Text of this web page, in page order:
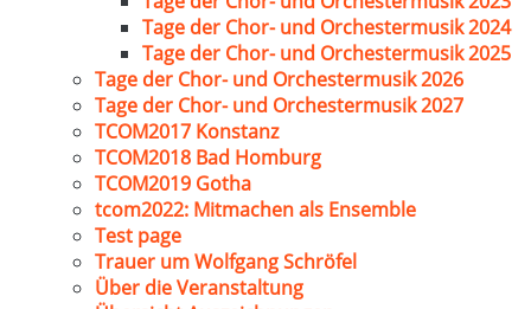
Tage der Chor- und Orchestermusik 2024
Tage der Chor- und Orchestermusik 2025
Tage der Chor- und Orchestermusik 2026
Tage der Chor- und Orchestermusik 2027
TCOM2017 Konstanz
TCOM2018 Bad Homburg
TCOM2019 Gotha
tcom2022: Mitmachen als Ensemble
Test page
Trauer um Wolfgang Schröfel
Über die Veranstaltung